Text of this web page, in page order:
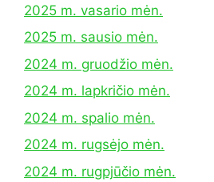
2025 m. vasario mėn.
2025 m. sausio mėn.
2024 m. gruodžio mėn.
2024 m. lapkričio mėn.
2024 m. spalio mėn.
2024 m. rugsėjo mėn.
2024 m. rugpjūčio mėn.